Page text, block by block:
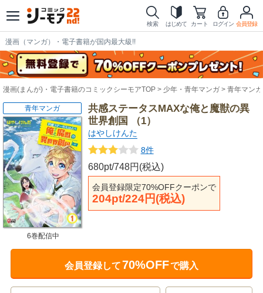
検索 はじめて カート ログイン 会員登録
漫画（マンガ）・電子書籍が国内最大級!!
漫画(まんが)・電子書籍のコミックシーモアTOP 少年・青年マンガ 青年マンガ
共感ステータスMAXな俺と魔獣の異
世界創国 （1）
はやしけんた
8件
680pt/748円(税込)
会員登録限定70%OFFクーポンで
204pt/224円(税込)
青年マンガ
6巻配信中
会員登録して70%OFFで購入